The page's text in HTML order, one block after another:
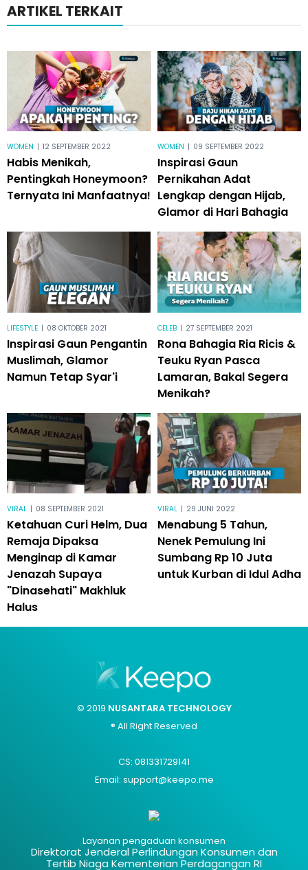
ARTIKEL TERKAIT
WOMEN | 12 SEPTEMBER 2022
Habis Menikah,
Pentingkah Honeymoon?
Ternyata Ini Manfaatnya!
WOMEN | 09 SEPTEMBER 2022
Inspirasi Gaun
Pernikahan Adat
Lengkap dengan Hijab,
Glamor di Hari Bahagia
LIFESTYLE | 08 OKTOBER 2021
Inspirasi Gaun Pengantin
Muslimah, Glamor
Namun Tetap Syar'i
CELEB | 27 SEPTEMBER 2021
Rona Bahagia Ria Ricis &
Teuku Ryan Pasca
Lamaran, Bakal Segera
Menikah?
VIRAL | 08 SEPTEMBER 2021
Ketahuan Curi Helm, Dua
Remaja Dipaksa
Menginap di Kamar
Jenazah Supaya
"Dinasehati" Makhluk
Halus
VIRAL | 29 JUNI 2022
Menabung 5 Tahun,
Nenek Pemulung Ini
Sumbang Rp 10 Juta
untuk Kurban di Idul Adha
© 2019 NUSANTARA TECHNOLOGY
® All Right Reserved
CS: 081331729141
Email: support@keepo.me
Layanan pengaduan konsumen
Direktorat Jenderal Perlindungan Konsumen dan
Tertib Niaga Kementerian Perdagangan RI